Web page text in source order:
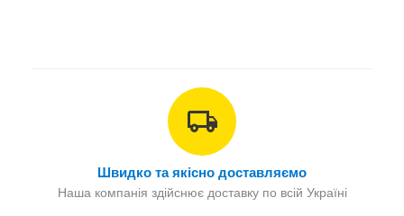
Швидко та якісно доставляємо
Наша компанія здійснює доставку по всій Україні